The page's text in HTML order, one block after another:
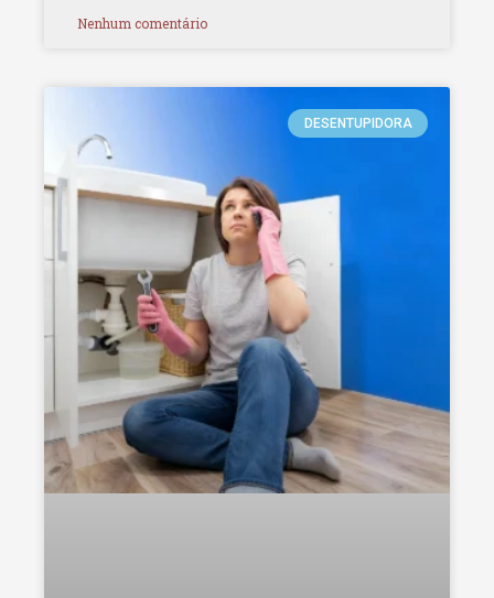
Nenhum comentário
DESENTUPIDORA